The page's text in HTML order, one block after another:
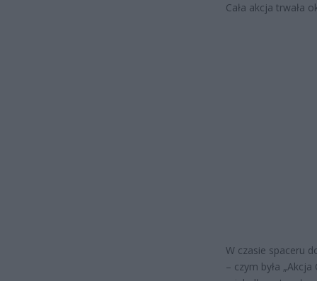
Cała akcja trwała
W czasie spaceru
– czym była